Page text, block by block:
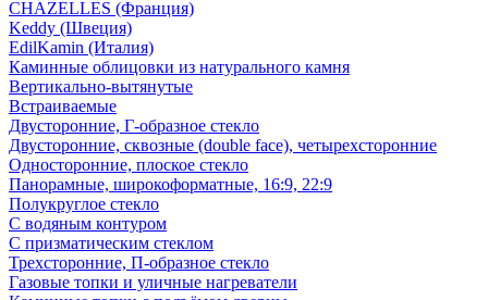
CHAZELLES (Франция)
Keddy (Швеция)
EdilKamin (Италия)
Каминные облицовки из натурального камня
Вертикально-вытянутые
Встраиваемые
Двусторонние, Г-образное стекло
Двусторонние, сквозные (double face), четырехсторонние
Односторонние, плоское стекло
Панорамные, широкоформатные, 16:9, 22:9
Полукруглое стекло
С водяным контуром
С призматическим стеклом
Трехсторонние, П-образное стекло
Газовые топки и уличные нагреватели